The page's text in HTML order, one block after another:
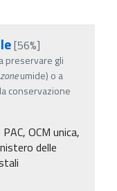
[56%]
preservare gli
zoneumide) o a
conservazione
OCM unica,
delle